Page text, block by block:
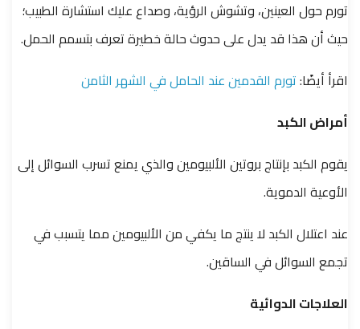
تورم حول العينين، وتشوش الرؤية، وصداع عليك استشارة الطبيب؛
حيث أن هذا قد يدل على حدوث حالة خطيرة تعرف بتسمم الحمل.
اقرأ أيضًا:تورم القدمين عند الحامل في الشهر الثامن
أمراض الكبد
يقوم الكبد بإنتاج بروتين الألبيومين والذي يمنع تسرب السوائل إلى
الأوعية الدموية.
عند اعتلال الكبد لا ينتج ما يكفي من الألبيومين مما يتسبب في
تجمع السوائل في الساقين.
العلاجات الدوائية